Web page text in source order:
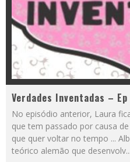
Verdades Inventadas –
No episódio anterior, Laura
que tem passado por causa
que quer voltar no tempo ...
teórico alemão que desenvolv...